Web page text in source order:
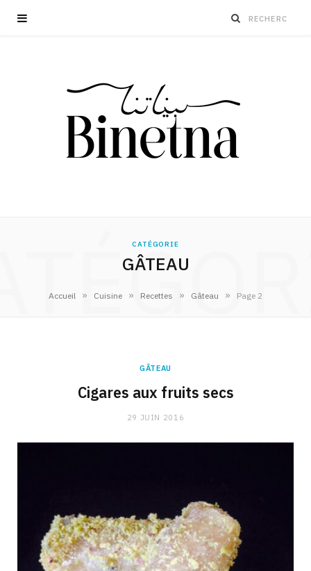
CATÉGORIE
GÂTEAU
Accueil » Cuisine » Recettes » Gâteau » Page 2
GÂTEAU
Cigares aux fruits secs
29 JUIN 2016